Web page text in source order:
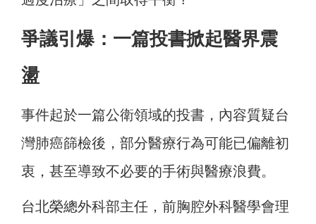
爭議引爆：一篇投書掀起醫界震
盪
事件起於一篇公衛領域的投書，內容質疑台
灣肺癌篩檢後，部分醫療行為可能已偏離初
衷，甚至導致不必要的手術與醫療浪費。
台北榮總外科部主任，前胸腔外科醫學會理